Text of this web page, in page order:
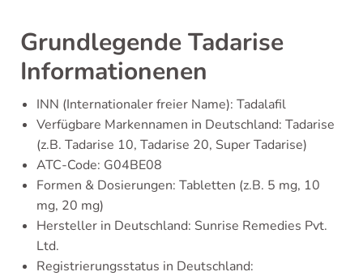
Grundlegende Tadarise
Informationenen
INN (Internationaler freier Name): Tadalafil
Verfügbare Markennamen in Deutschland: Tadarise
(z.B. Tadarise 10, Tadarise 20, Super Tadarise)
ATC-Code: G04BE08
Formen & Dosierungen: Tabletten (z.B. 5 mg, 10
mg, 20 mg)
Hersteller in Deutschland: Sunrise Remedies Pvt.
Ltd.
Registrierungsstatus in Deutschland: